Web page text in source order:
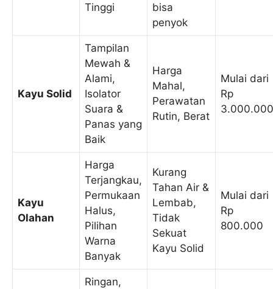
Tinggi
bisa
penyok
Kayu Solid
Tampilan
Mewah &
Alami,
Isolator
Suara &
Panas yang
Baik
Harga
Mahal,
Perawatan
Rutin, Berat
Mulai dari
Rp
3.000.000
Kayu
Olahan
Harga
Terjangkau,
Permukaan
Halus,
Pilihan
Warna
Banyak
Kurang
Tahan Air &
Lembab,
Tidak
Sekuat
Kayu Solid
Mulai dari
Rp
800.000
Ringan,